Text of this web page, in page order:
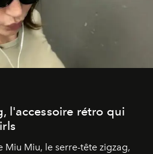
l'accessoire rétro qui
Miu Miu, le serre-tête zigzag,